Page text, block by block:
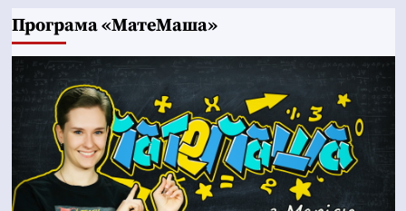
Програма «МатеМаша»